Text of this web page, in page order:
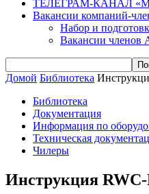
ТЕЛЕГРАМ-КАНАЛ
Вакансии компаний-
Набор и
Вакансии
Домой Библиотека
Библиотека
Документация
Информация по
Техническая
Чилеры
Инструкция RWC-